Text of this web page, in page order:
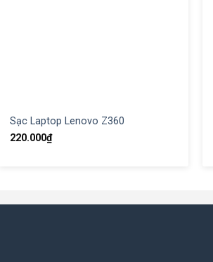
Sạc Laptop Lenovo Z360
220.000₫